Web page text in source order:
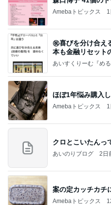
Amebaトピックス
㊗️喜びを分け合え
本も⾦融リセット
あいすくりーむ『める
ほぼ1年悩み購入
Amebaトピックス
クロとこいたんっ
あいのりブログ 2日
案の定カッチカチ
Amebaトピックス